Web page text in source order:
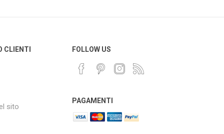
CLIENTI
sito
FOLLOW US
PAGAMENTI